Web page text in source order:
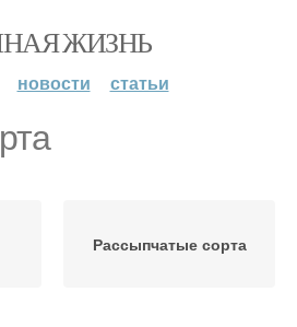
ЖИЗНЬ
новости статьи
Рассыпчатые сорта